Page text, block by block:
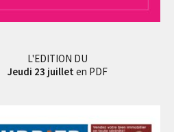
L'EDITION DU
Jeudi 23 juillet en PDF